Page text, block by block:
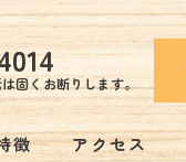
固くお断りします。
徴 アクセス